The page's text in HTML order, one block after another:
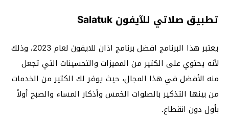
تطبيق صلاتي للآيفون‎Salatuk
يعتبر هذا البرنامج افضل برنامج اذان للايفون لعام 2023، وذلك
لأنه يحتوي على الكثير من المميزات والتحسينات التي تجعل
منه الأفضل في هذا المجال، حيث يوفر لك الكثير من الخدمات
من بينها التذكير بالصلوات الخمس وأذكار المساء والصبح أولاً
بأول دون انقطاع.